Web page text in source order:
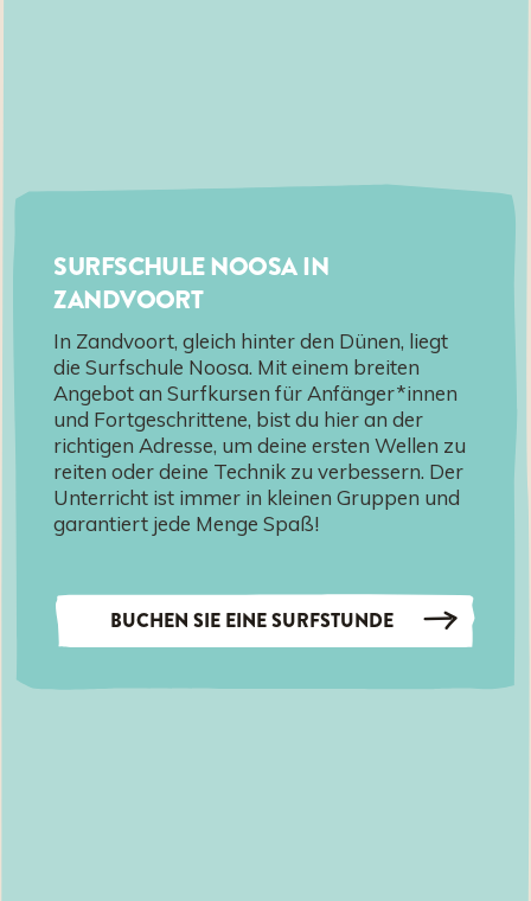
SURFSCHULE NOOSA IN
ZANDVOORT
In Zandvoort, gleich hinter den Dünen, liegt
die Surfschule Noosa. Mit einem breiten
Angebot an Surfkursen für Anfänger*innen
und Fortgeschrittene, bist du hier an der
richtigen Adresse, um deine ersten Wellen zu
reiten oder deine Technik zu verbessern. Der
Unterricht ist immer in kleinen Gruppen und
garantiert jede Menge Spaß!
BUCHEN SIE EINE SURFSTUNDE